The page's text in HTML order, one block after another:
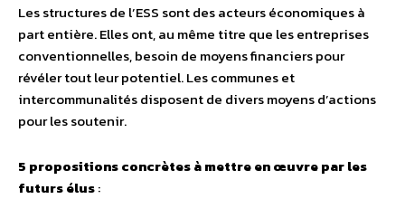
Les structures de l’ESS sont des acteurs économiques à
part entière. Elles ont, au même titre que les entreprises
conventionnelles, besoin de moyens financiers pour
révéler tout leur potentiel. Les communes et
intercommunalités disposent de divers moyens d’actions
pour les soutenir.
5 propositions concrètes à mettre en œuvre par les
futurs élus: